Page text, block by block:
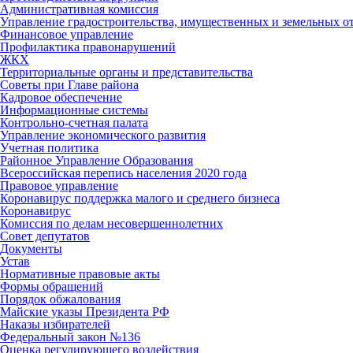
Административная комиссия
Управление градостроительства, имущественных и земельных
Финансовое управление
Профилактика правонарушений
ЖКХ
Территориальные органы и представительства
Советы при Главе района
Кадровое обеспечение
Информационные системы
Контрольно-счетная палата
Управление экономического развития
Учетная политика
Районное Управление Образования
Всероссийская перепись населения 2020 года
Правовое управление
Коронавирус поддержка малого и среднего бизнеса
Коронавирус
Комиссия по делам несовершеннолетних
Совет депутатов
Документы
Устав
Нормативные правовые акты
Формы обращений
Порядок обжалования
Майские указы Президента РФ
Наказы избирателей
Федеральный закон №136
Оценка регулирующего воздействия